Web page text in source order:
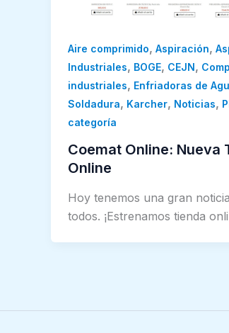
Aire comprimido, Aspiración,
Industriales, BOGE, CEJN,
industriales, Enfriadoras de
Soldadura, Karcher, Noticias,
categoría
Coemat Online: Nueva
Online
Hoy tenemos una gran
todos. ¡Estrenamos tienda